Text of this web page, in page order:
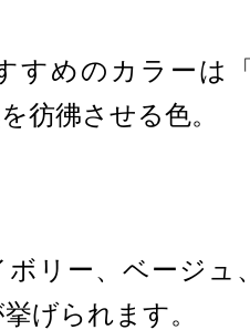
すめのカラーは
彷彿させる色。
リー、ベージュ
げられます。